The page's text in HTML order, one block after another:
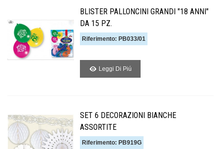
BLISTER PALLONCINI GRANDI "18 ANNI"
DA 15 PZ.
Riferimento: PB033/01
Leggi Di Piú
SET 6 DECORAZIONI BIANCHE
ASSORTITE
Riferimento: PB919G